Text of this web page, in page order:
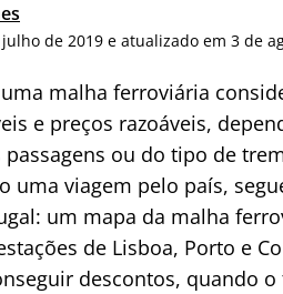
de 2019 e atualizado em 3 de
malha ferroviária
e preços razoáveis,
ou do tipo de
uma viagem pelo país,
um mapa da malha
de Lisboa, Porto e
descontos, quando